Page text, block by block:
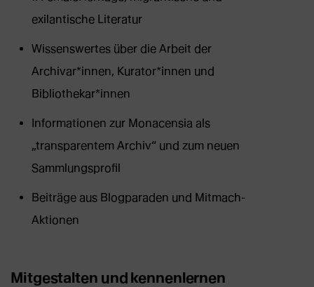
exilantische Literatur
Wissenswertes über die Arbeit der
Archivar*innen, Kurator*innen und
Bibliothekar*innen
Informationen zur Monacensia als
„transparentem Archiv“ und zum neuen
Sammlungsprofil
Beiträge aus Blogparaden und Mitmach-
Aktionen
Mitgestalten und kennenlernen